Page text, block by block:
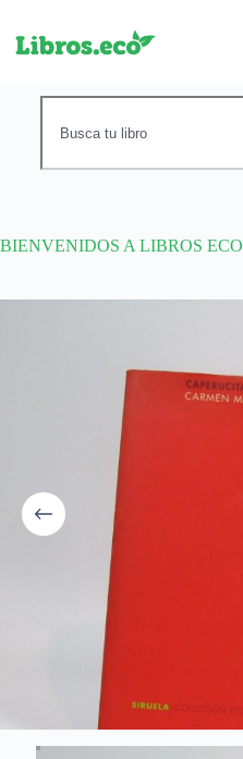
BIENVENIDOS A LIBROS ECO